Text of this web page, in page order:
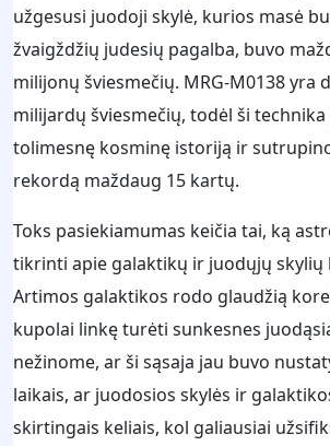
užgesusi juodoji skylė, kurios masė
žvaigždžių judesių pagalba, buvo
milijonų šviesmečių. MRG-M0138 yra
milijardų šviesmečių, todėl ši
tolimesnę kosminę istoriją ir
rekordą maždaug 15 kartų.
Toks pasiekiamumas keičia tai, ką
tikrinti apie galaktikų ir juodųjų skylių
Artimos galaktikos rodo glaudžią
kupolai linkę turėti sunkesnes
nežinome, ar ši sąsaja jau buvo
laikais, ar juodosios skylės ir
skirtingais keliais, kol galiausiai